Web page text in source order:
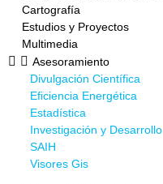
Cartografía
Estudios y Proyectos
Multimedia
Asesoramiento
Divulgación Científica
Eficiencia Energética
Estadística
Investigación y Desarrollo
SAIH
Visores Gis